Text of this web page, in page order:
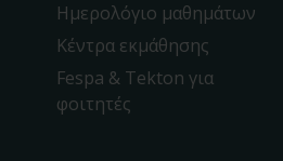
Ημερολόγιο μαθημάτων
Κέντρα εκμάθησης
Fespa & Tekton για
φοιτητές